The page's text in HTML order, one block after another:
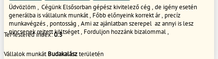
Üdvözlöm , Cégünk Elsősorban gépész kivitelező cég , de igény esetén
generálba is vállalunk munkát , Főbb előnyeink korrekt ár , precíz
munkavégzés , pontosság , Ami az ajánlatban szerepel az annyi is lesz
nincsenek rejtett költséget , Forduljon hozzánk bizalommal ,
TeMestered index:0.3
Vállalok munkátBudakalászterületén